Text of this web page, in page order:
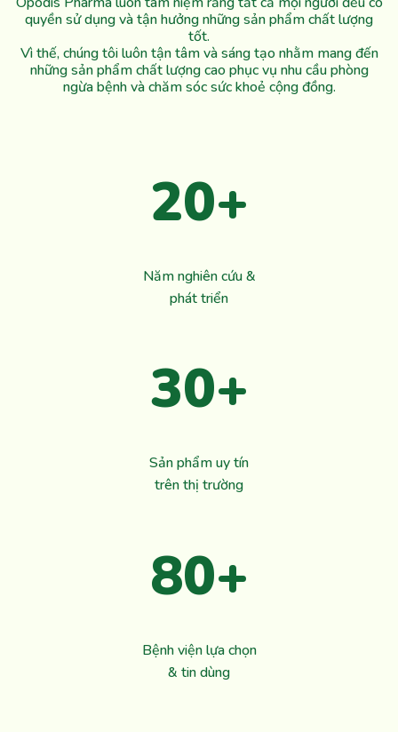
quyền sử dụng và tận hưởng những sản phẩm chất lượng
tốt.
Vì thế, chúng tôi luôn tận tâm và sáng tạo nhằm mang đến
những sản phẩm chất lượng cao phục vụ nhu cầu phòng
ngừa bệnh và chăm sóc sức khoẻ cộng đồng.
20+
Năm nghiên cứu &
phát triển
30+
Sản phẩm uy tín
trên thị trường
80+
Bệnh viện lựa chọn
& tin dùng